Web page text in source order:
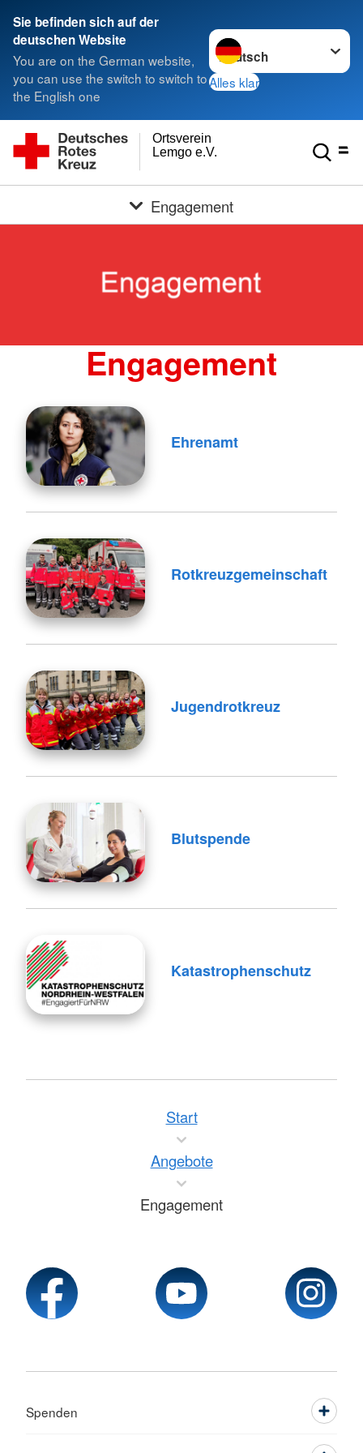
Sie befinden sich auf der
deutschen Website
You are on the German website,
you can use the switch to switch to
the English one
Sprache wechseln zu
Alles klar
Lemgo e.V.
Ortsverein
Engagement
Engagement
Ehrenamt
Rotkreuzgemeinschaft
Jugendrotkreuz
Blutspende
Katastrophenschutz
Start
Angebote
Engagement
Spenden